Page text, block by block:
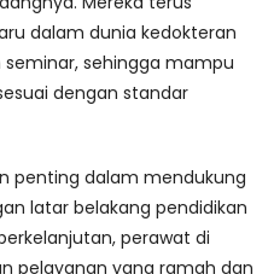
dalam dunia kedokteran
sehingga mampu
dengan standar
penting dalam mendukung
latar belakang pendidikan
perawat di
pelayanan yang ramah dan